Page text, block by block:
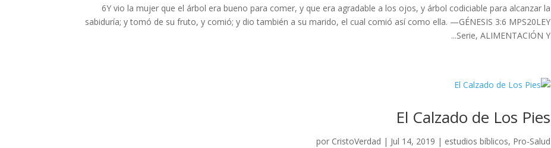
6Y vio la mujer que el árbol era bueno para comer, y que era agradable a los ojos, y árbol codiciable para alcanzar la
sabiduría; y tomó de su fruto, y comió; y dio también a su marido, el cual comió así como ella. —GÉNESIS 3:6 MPS20LEY
Serie, ALIMENTACIÓN Y...
El Calzado de Los Pies
por CristoVerdad | Jul 14, 2019 | estudios bíblicos, Pro-Salud